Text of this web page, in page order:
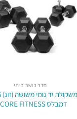
חדר כושר ביתי
דמבלס B-CORE FITNESS